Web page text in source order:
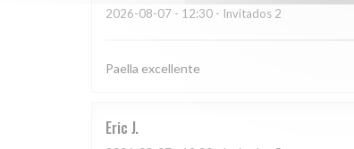
2026-08-07 - 12:30 - Invitados 2
Paella excellente
Eric J